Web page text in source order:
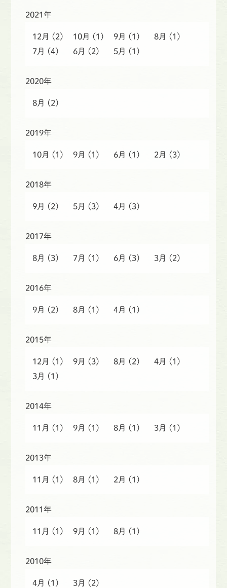
2021年
12月 (2) 10月 (1) 9月 (1) 8月
(1)
7月
(4) 6月 (2) 5月 (1)
2020年
8月 (2)
2019年
10月 (1) 9月 (1) 6月 (1) 2月 (3)
2018年
9月 (2) 5月 (3) 4月 (3)
2017年
8月 (3) 7月 (1) 6月 (3) 3月 (2)
2016年
9月 (2) 8月 (1) 4月 (1)
2015年
12月 (1) 9月 (3) 8月 (2) 4月
(1)
3月
(1)
2014年
11月 (1) 9月 (1) 8月 (1) 3月 (1)
2013年
11月 (1) 8月 (1) 2月 (1)
2011年
11月 (1) 9月 (1) 8月 (1)
2010年
4月 (1) 3月 (2)